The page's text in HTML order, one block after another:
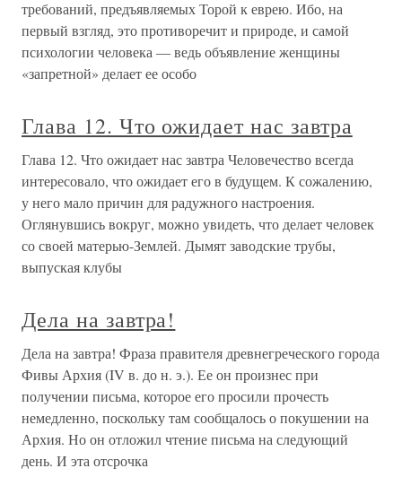
требований, предъявляемых Торой к еврею. Ибо, на
первый взгляд, это противоречит и природе, и самой
психологии человека — ведь объявление женщины
«запретной» делает ее особо
Глава 12. Что ожидает нас завтра
Глава 12. Что ожидает нас завтра Человечество всегда
интересовало, что ожидает его в будущем. К сожалению,
у него мало причин для радужного настроения.
Оглянувшись вокруг, можно увидеть, что делает человек
со своей матерью-Землей. Дымят заводские трубы,
выпуская клубы
Дела на завтра!
Дела на завтра! Фраза правителя древнегреческого города
Фивы Архия (IV в. до н. э.). Ее он произнес при
получении письма, которое его просили прочесть
немедленно, поскольку там сообщалось о покушении на
Архия. Но он отложил чтение письма на следующий
день. И эта отсрочка